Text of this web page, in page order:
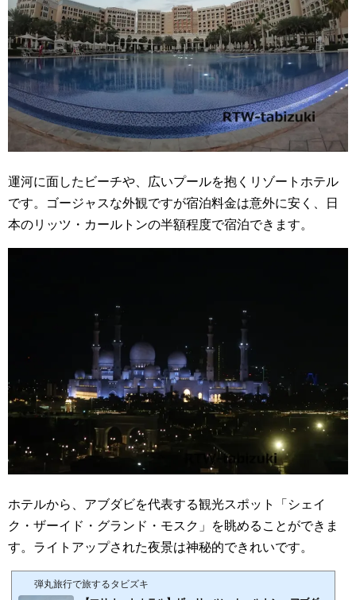
運河に面したビーチや、広いプールを抱くリゾートホテル
です。ゴージャスな外観ですが宿泊料金は意外に安く、日
本のリッツ・カールトンの半額程度で宿泊できます。
ホテルから、アブダビを代表する観光スポット「シェイ
ク・ザーイド・グランド・モスク」を眺めることができま
す。ライトアップされた夜景は神秘的できれいです。
弾丸旅行で旅するタビズキ